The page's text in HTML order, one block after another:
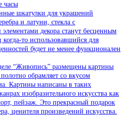
часы
шкатулки для украшений
и латуни, стекла с
декора станут бесценным
то использовавшийся для
будет не менее функционален
“Живопись” размещены картины
обрамляет со вкусом
Картины написаны в таких
изобразительного искусства как
пейзаж. Это прекрасный подарок
ценителя произведений искусства.